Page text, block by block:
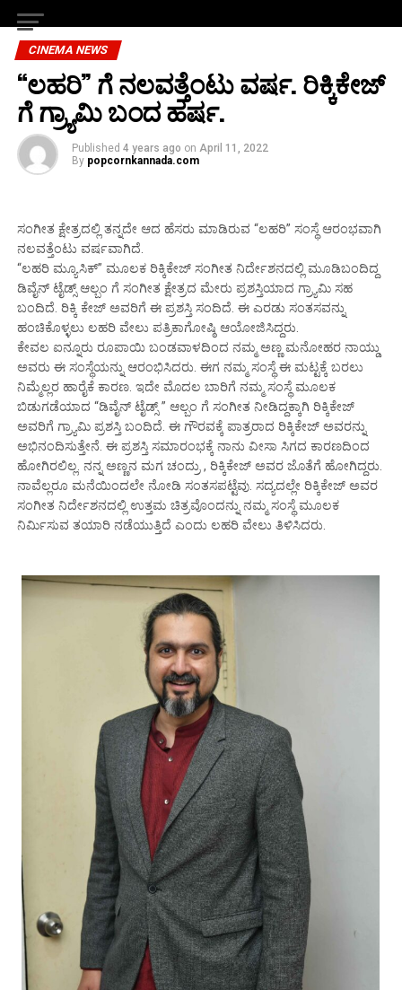
CINEMA NEWS
“ಲಹರಿ” ಗೆ ನಲವತ್ತೆಂಟು ವರ್ಷ. ರಿಕ್ಕಿಕೇಜ್
ಗೆ ಗ್ರ್ಯಾಮಿ ಬಂದ ಹರ್ಷ.
Published 4 years ago on April 11, 2022
By popcornkannada.com
ಸಂಗೀತ ಕ್ಷೇತ್ರದಲ್ಲಿ ತನ್ನದೇ ಆದ ಹೆಸರು ಮಾಡಿರುವ “ಲಹರಿ” ಸಂಸ್ಥೆ ಆರಂಭವಾಗಿ
ನಲವತ್ತೆಂಟು ವರ್ಷವಾಗಿದೆ.
“ಲಹರಿ ಮ್ಯೂಸಿಕ್” ಮೂಲಕ ರಿಕ್ಕಿಕೇಜ್ ಸಂಗೀತ ನಿರ್ದೇಶನದಲ್ಲಿ ಮೂಡಿಬಂದಿದ್ದ
ಡಿವೈನ್ ಟೈಡ್ಸ್ ಆಲ್ಬಂ ಗೆ ಸಂಗೀತ ಕ್ಷೇತ್ರದ ಮೇರು ಪ್ರಶಸ್ತಿಯಾದ ಗ್ರ್ಯಾಮಿ ಸಹ
ಬಂದಿದೆ. ರಿಕ್ಕಿ ಕೇಜ್ ಅವರಿಗೆ ಈ ಪ್ರಶಸ್ತಿ ಸಂದಿದೆ. ಈ ಎರಡು ಸಂತಸವನ್ನು
ಹಂಚಿಕೊಳ್ಳಲು ಲಹರಿ ವೇಲು ಪತ್ರಿಕಾಗೋಷ್ಠಿ ಆಯೋಜಿಸಿದ್ದರು.
ಕೇವಲ ಐನ್ನೂರು ರೂಪಾಯಿ ಬಂಡವಾಳದಿಂದ ನಮ್ಮ ಅಣ್ಣ ಮನೋಹರ ನಾಯ್ಡು
ಅವರು ಈ ಸಂಸ್ಥೆಯನ್ನು ಆರಂಭಿಸಿದರು. ಈಗ ನಮ್ಮ ಸಂಸ್ಥೆ ಈ ಮಟ್ಟಕ್ಕೆ ಬರಲು
ನಿಮ್ಮೆಲ್ಲರ ಹಾರೈಕೆ ಕಾರಣ. ಇದೇ ಮೊದಲ ಬಾರಿಗೆ ನಮ್ಮ ಸಂಸ್ಥೆ ಮೂಲಕ
ಬಿಡುಗಡೆಯಾದ “ಡಿವೈನ್ ಟೈಡ್ಸ್ ” ಆಲ್ಬಂ ಗೆ ಸಂಗೀತ ನೀಡಿದ್ದಕ್ಕಾಗಿ ರಿಕ್ಕಿಕೇಜ್
ಅವರಿಗೆ ಗ್ರ್ಯಾಮಿ ಪ್ರಶಸ್ತಿ ಬಂದಿದೆ. ಈ ಗೌರವಕ್ಕೆ ಪಾತ್ರರಾದ ರಿಕ್ಕಿಕೇಜ್ ಅವರನ್ನು
ಅಭಿನಂದಿಸುತ್ತೇನೆ. ಈ ಪ್ರಶಸ್ತಿ ಸಮಾರಂಭಕ್ಕೆ ನಾನು ವೀಸಾ ಸಿಗದ ಕಾರಣದಿಂದ
ಹೋಗಿರಲಿಲ್ಲ. ನನ್ನ ಅಣ್ಣನ ಮಗ ಚಂದ್ರು , ರಿಕ್ಕಿಕೇಜ್ ಅವರ ಜೊತೆಗೆ ಹೋಗಿದ್ದರು.
ನಾವೆಲ್ಲರೂ ಮನೆಯಿಂದಲೇ ನೋಡಿ ಸಂತಸಪಟ್ಟೆವು. ಸದ್ಯದಲ್ಲೇ ರಿಕ್ಕಿಕೇಜ್ ಅವರ
ಸಂಗೀತ ನಿರ್ದೇಶನದಲ್ಲಿ ಉತ್ತಮ ಚಿತ್ರವೊಂದನ್ನು ನಮ್ಮ ಸಂಸ್ಥೆ ಮೂಲಕ
ನಿರ್ಮಿಸುವ ತಯಾರಿ ನಡೆಯುತ್ತಿದೆ ಎಂದು ಲಹರಿ ವೇಲು ತಿಳಿಸಿದರು.